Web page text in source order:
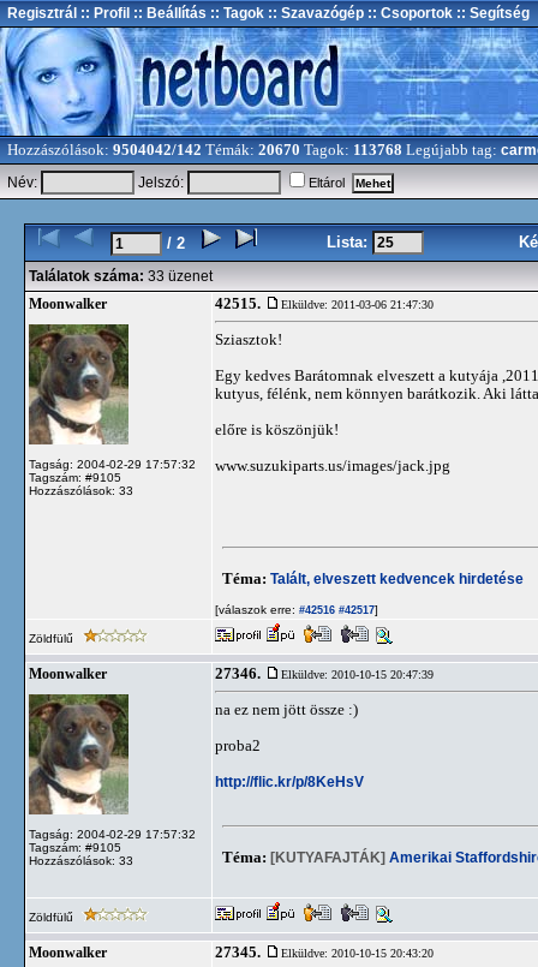
Regisztrál :: Profil :: Beállítás :: Tagok :: Szavazógép :: Csoportok :: Segítség
Hozzászólások: 9504042/142 Témák: 20670 Tagok: 113768 Legújabb tag:
Név:
Jelszó: Eltárol
/ 2 Lista:
Találatok száma: 33 üzenet
Moonwalker
Tagság: 2004-02-29 17:57:32
Tagszám: #9105
Hozzászólások: 33
42515. Elküldve: 2011-03-06 21:47:30
Sziasztok!
Egy kedves Barátomnak elveszett a kutyája
kutyus, félénk, nem könnyen barátkozik. Aki
előre is köszönjük!
www.suzukiparts.us/images/jack.jpg
Téma: Talált, elveszett kedvencek hirdetése
[válaszok erre: #42516 #42517]
Zöldfülű
Moonwalker
Tagság: 2004-02-29 17:57:32
Tagszám: #9105
Hozzászólások: 33
27346. Elküldve: 2010-10-15 20:47:39
na ez nem jött össze :)
proba2
http://flic.kr/p/8KeHsV
Téma: [KUTYAFAJTÁK] Amerikai
Zöldfülű
Moonwalker 27345. Elküldve: 2010-10-15 20:43:20